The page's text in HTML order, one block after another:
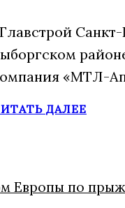
«МТЛ-
ДАЛЕЕ
Европы по